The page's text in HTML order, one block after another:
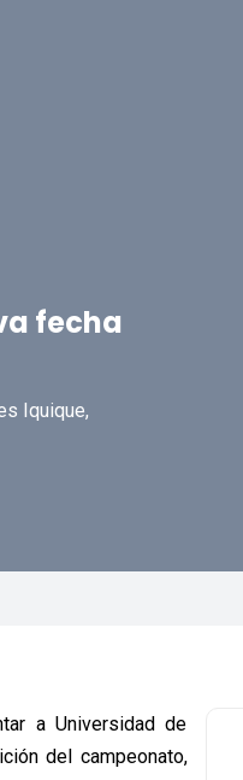
fecha
Iquique,
a Universidad de
del campeonato,